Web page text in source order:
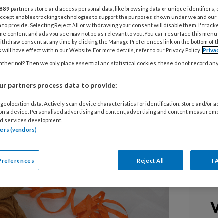
cupcakejes? KiKa
roept bso's, kinderdagverblijven
met de kinderen te bakken
KiKa'-maand in maart. Vraag een
mooiste baksels en verkoop deze
kinderen te ondersteunen.
889 partners store and access personal data, like browsing data or unique identifiers,
enables tracking technologies to support the purposes shown under we and
to provide. Selecting Reject All or withdrawing your consent will disable them. If
content and ads you see may not be as relevant to you. You can resurface this
consent at any time by clicking the Manage Preferences link on the bottom of
will have effect within our Website. For more details, refer to our Privacy Policy.
not? Then we only place essential and statistical cookies, these do not record
partners process data to provide:
data. Actively scan device characteristics for identification. Store and/or
a device. Personalised advertising and content, advertising and content
services development.
(vendors)
Reject All I